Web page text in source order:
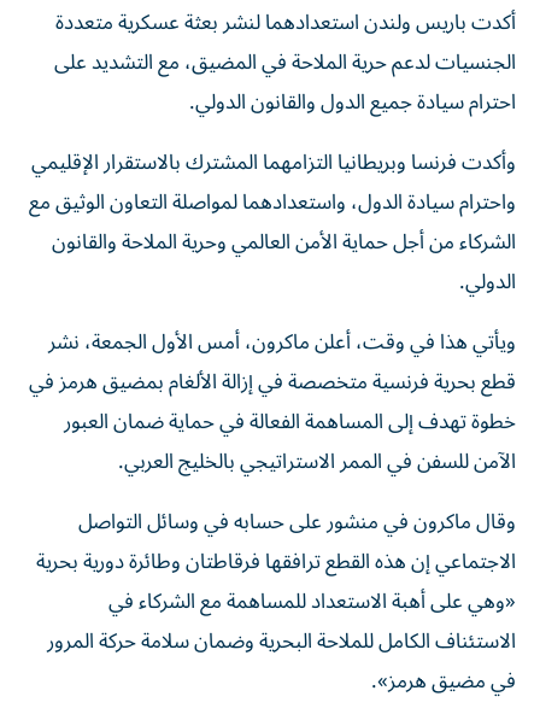
أكدت باريس ولندن استعدادهما لنشر بعثة عسكرية متعددة
الجنسيات لدعم حرية الملاحة في المضيق، مع التشديد على
احترام سيادة جميع الدول والقانون الدولي.
وأكدت فرنسا وبريطانيا التزامهما المشترك بالاستقرار الإقليمي
واحترام سيادة الدول، واستعدادهما لمواصلة التعاون الوثيق مع
الشركاء من أجل حماية الأمن العالمي وحرية الملاحة والقانون
الدولي.
ويأتي هذا في وقت، أعلن ماكرون، أمس الأول الجمعة، نشر
قطع بحرية فرنسية متخصصة في إزالة الألغام بمضيق هرمز في
خطوة تهدف إلى المساهمة الفعالة في حماية ضمان العبور
الآمن للسفن في الممر الاستراتيجي بالخليج العربي.
وقال ماكرون في منشور على حسابه في وسائل التواصل
الاجتماعي إن هذه القطع ترافقها فرقاطتان وطائرة دورية بحرية
«وهي على أهبة الاستعداد للمساهمة مع الشركاء في
الاستئناف الكامل للملاحة البحرية وضمان سلامة حركة المرور
في مضيق هرمز».